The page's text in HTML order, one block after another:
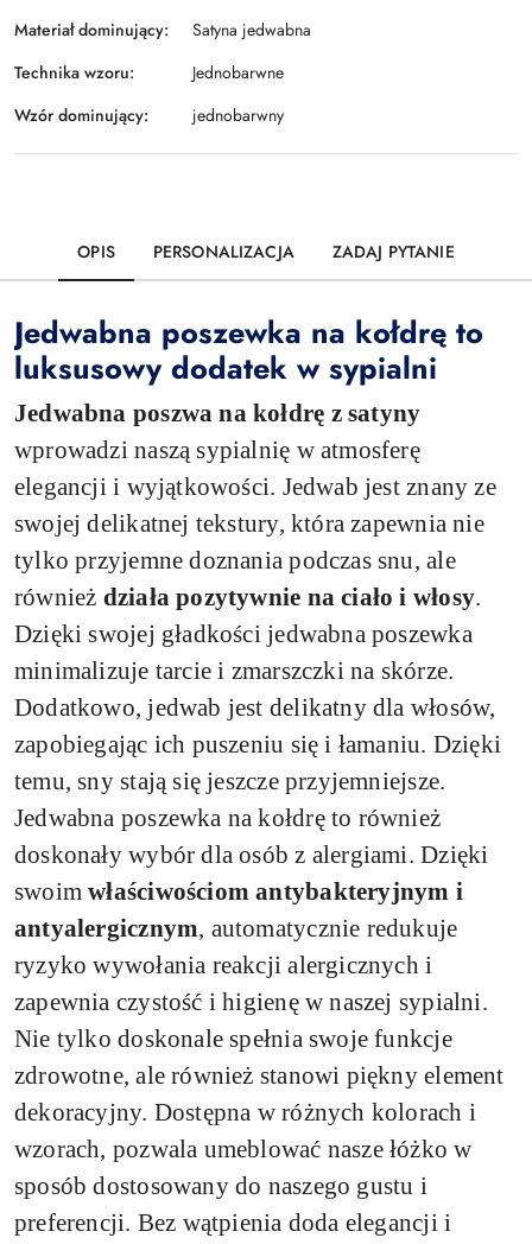
Materiał dominujący:
Satyna jedwabna
Technika wzoru:
Jednobarwne
Wzór dominujący:
jednobarwny
OPIS PERSONALIZACJA ZADAJ PYTANIE
Jedwabna poszewka na kołdrę to
luksusowy dodatek w sypialni
Jedwabna poszwa na kołdrę z satyny
wprowadzi naszą sypialnię w atmosferę
elegancji i wyjątkowości. Jedwab jest znany ze
swojej delikatnej tekstury, która zapewnia nie
tylko przyjemne doznania podczas snu, ale
również działa pozytywnie na ciało i włosy.
Dzięki swojej gładkości jedwabna poszewka
minimalizuje tarcie i zmarszczki na skórze.
Dodatkowo, jedwab jest delikatny dla włosów,
zapobiegając ich puszeniu się i łamaniu. Dzięki
temu, sny stają się jeszcze przyjemniejsze.
Jedwabna poszewka na kołdrę to również
doskonały wybór dla osób z alergiami. Dzięki
swoimwłaściwościom antybakteryjnym i
antyalergicznym, automatycznie redukuje
ryzyko wywołania reakcji alergicznych i
zapewnia czystość i higienę w naszej sypialni.
Nie tylko doskonale spełnia swoje funkcje
zdrowotne, ale również stanowi piękny element
dekoracyjny. Dostępna w różnych kolorach i
wzorach, pozwala umeblować nasze łóżko w
sposób dostosowany do naszego gustu i
preferencji. Bez wątpienia doda elegancji i